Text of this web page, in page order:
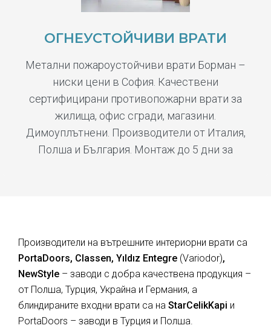
ОГНЕУСТОЙЧИВИ ВРАТИ
Метални пожароустойчиви врати Борман –
ниски цени в София. Качествени
сертифицирани противопожарни врати за
жилища, офис сгради, магазини.
Димоуплътнени. Производители от Италия,
Полша и България. Монтаж до 5 дни за
Производители на вътрешните интериорни врати са
PortaDoors, Classen, Yıldız Entegre (Variodor),
NewStyle – заводи с добра качествена продукция –
от Полша, Турция, Украйна и Германия, а
блиндираните входни врати са на StarCelikKapi и
PortaDoors – заводи в Турция и Полша.